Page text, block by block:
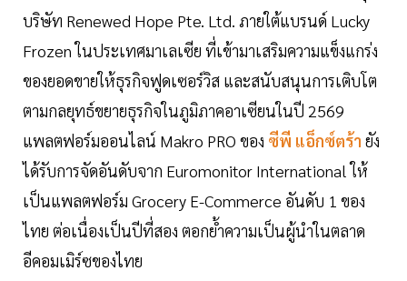
บริษัท Renewed Hope Pte. Ltd. ภายใต้แบรนด์ Lucky
Frozen ในประเทศมาเลเซีย ที่เข้ามาเสริมความแข็งแกร่ง
ของยอดขายให้ธุรกิจฟูดเซอร์วิส และสนับสนุนการเติบโต
ตามกลยุทธ์ขยายธุรกิจในภูมิภาคอาเซียนในปี 2569
แพลตฟอร์มออนไลน์ Makro PRO ของ ซีพี แอ็กซ์ตร้า ยัง
ได้รับการจัดอันดับจาก Euromonitor International ให้
เป็นแพลตฟอร์ม Grocery E-Commerce อันดับ 1 ของ
ไทย ต่อเนื่องเป็นปีที่สอง ตอกย้ำความเป็นผู้นำในตลาด
อีคอมเมิร์ซของไทย